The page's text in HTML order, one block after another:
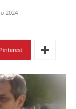
2024
Pinterest